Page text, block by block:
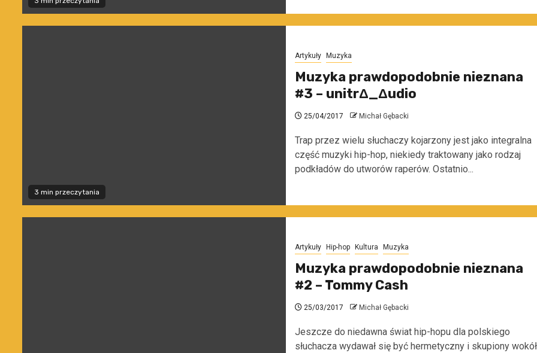
3 min przeczytania
Artykuły Muzyka
Muzyka prawdopodobnie nieznana
#3 – unitrΔ_Δudio
25/04/2017 Michał Gębacki
Trap przez wielu słuchaczy kojarzony jest jako integralna
część muzyki hip-hop, niekiedy traktowany jako rodzaj
podkładów do utworów raperów. Ostatnio...
Artykuły Hip-hop Kultura Muzyka
Muzyka prawdopodobnie nieznana
#2 – Tommy Cash
25/03/2017 Michał Gębacki
Jeszcze do niedawna świat hip-hopu dla polskiego
słuchacza wydawał się być hermetyczny i skupiony wokół